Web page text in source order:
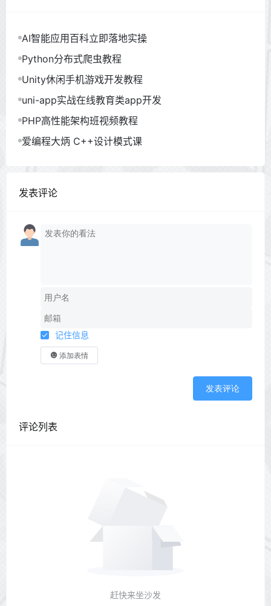
AI智能应用百科立即落地实操
Python分布式爬虫教程
Unity休闲手机游戏开发教程
uni-app实战在线教育类app开发
PHP高性能架构班视频教程
爱编程大炳 C++设计模式课
发表评论
记住信息
添加表情
发表评论
评论列表
赶快来坐沙发